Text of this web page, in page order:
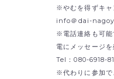
※やむを得ずキャ
info＠dai-
※電話連絡も可能
電にメッセージを
Tel：080-6918-
※代わりに参加で